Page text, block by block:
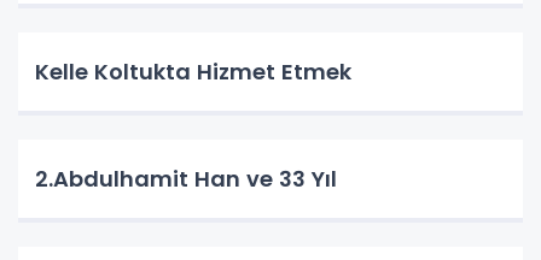
Kelle Koltukta Hizmet Etmek
2.Abdulhamit Han ve 33 Yıl